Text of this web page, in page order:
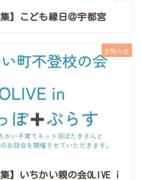
集】こども縁日＠宇都宮
お知らせ
集】いちかい親の会OLIVE i